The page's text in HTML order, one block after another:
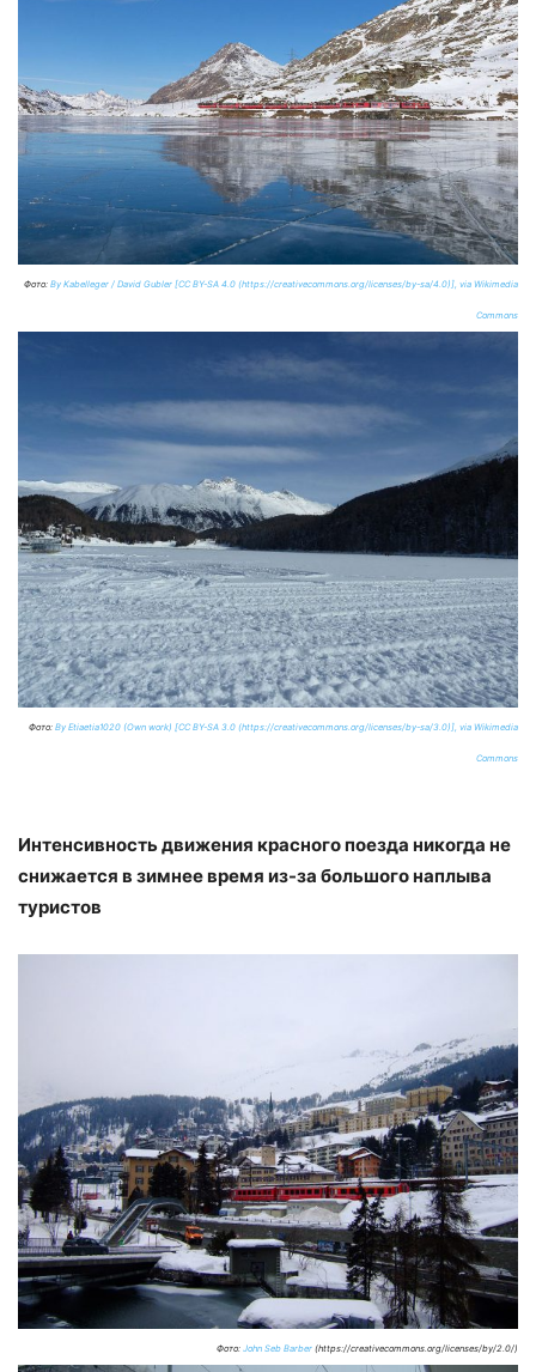
Фото: By Kabelleger / David Gubler [CC BY-SA 4.0 (https://creativecommons.org/licenses/by-sa/4.0)], via Wikimedia
Commons
Фото: By Etiaetia1020 (Own work) [CC BY-SA 3.0 (https://creativecommons.org/licenses/by-sa/3.0)], via Wikimedia
Commons
Интенсивность движения красного поезда никогда не
снижается в зимнее время из-за большого наплыва
туристов
Фото: John Seb Barber (https://creativecommons.org/licenses/by/2.0/)